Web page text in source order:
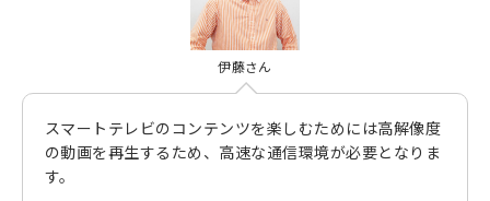
伊藤さん
スマートテレビのコンテンツを楽しむためには高解像度
の動画を再生するため、高速な通信環境が必要となりま
す。